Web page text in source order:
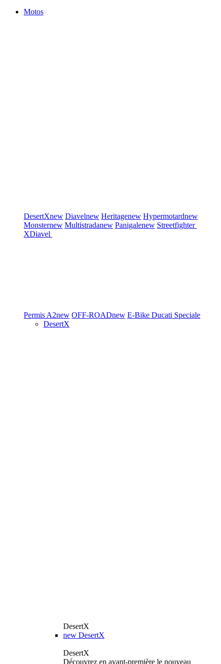
Motos
DesertXnew Diavelnew Heritagenew Hypermotardnew
Monsternew Multistradanew Panigalenew Streetfighter
XDiavel
Permis A2new OFF-ROADnew E-Bike Ducati Speciale
DesertX
DesertX
new DesertX
DesertX
Découvrez en avant-première le nouveau